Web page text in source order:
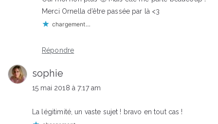
Merci Ornella d’être passée par là <3
chargement…
Répondre
sophie
15 mai 2018 à 7:17 am
La légitimité, un vaste sujet ! bravo en tout cas !